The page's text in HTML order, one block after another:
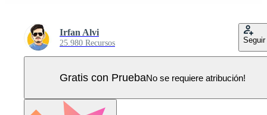
Irfan Alvi
25.980 Recursos Seguir
Gratis con PruebaNo se requiere atribución!